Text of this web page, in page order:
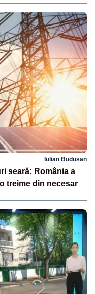
Iulian Budusan
seară: România a
treime din necesar